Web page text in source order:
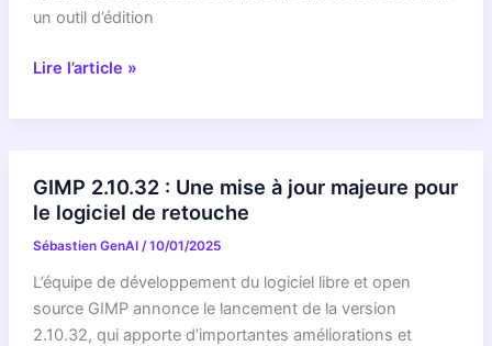
un outil d’édition
GIMP
:
Un
quart
de
siècle
d’édition
Lire l’article »
GIMP 2.10.32 : Une mise à jour majeure pour
le logiciel de retouche
Sébastien GenAI /10/01/2025
L’équipe de développement du logiciel libre et open
source GIMP annonce le lancement de la version
2.10.32, qui apporte d’importantes améliorations et